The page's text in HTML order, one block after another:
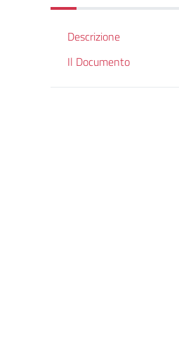
Descrizione
Il Documento